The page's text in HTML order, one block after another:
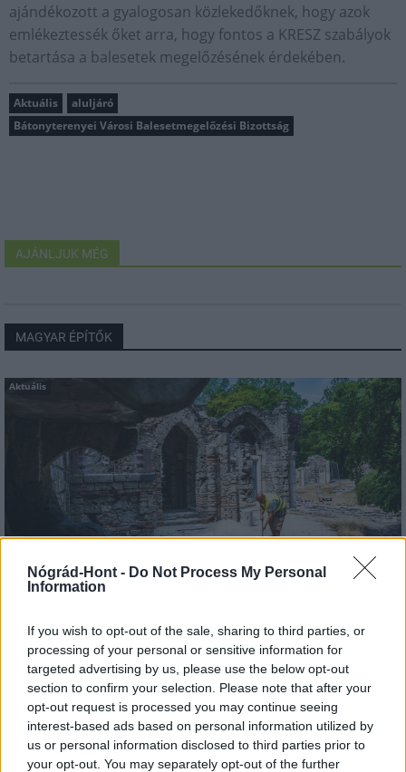
Nógrád-Hont - Do Not Process My Personal
Information
If you wish to opt-out of the sale, sharing to third parties, or
processing of your personal or sensitive information for
targeted advertising by us, please use the below opt-out
section to confirm your selection. Please note that after your
opt-out request is processed you may continue seeing
interest-based ads based on personal information utilized by
us or personal information disclosed to third parties prior to
your opt-out. You may separately opt-out of the further
ajándékozott a gyalogosan közlekedőknek, hogy azok
emlékeztessék őket arra, hogy fontos a KRESZ szabályok
betartása a balesetek megelőzésének érdekében.
Aktuális
aluljáró
Bátonyterenyei Városi Balesetmegelőzési Bizottság
AJÁNLJUK MÉG
MAGYAR ÉPÍTŐK
Aktuális
Történelmi táj, amelynek minden köve mesél –
megújul a tatai Angolkert
A projekt részeként megújulnak a területen található
műemlékek, köztük a különleges Műromok, valamint a közeli
Várkanyarban álló Nepomuki Szent János híd és szobor is.